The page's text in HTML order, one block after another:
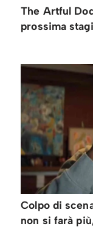
The Artful
prossima
Colpo di
non si farà